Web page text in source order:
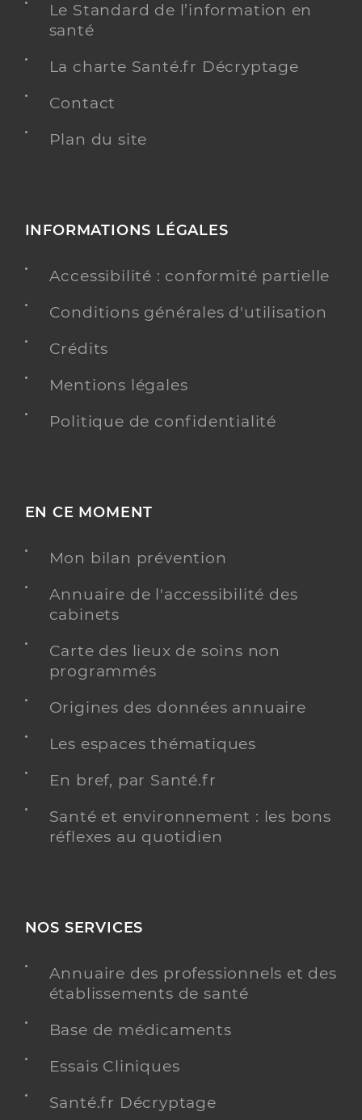
Le Standard de l’information en
santé
La charte Santé.fr Décryptage
Contact
Plan du site
INFORMATIONS LÉGALES
Accessibilité : conformité partielle
Conditions générales d'utilisation
Crédits
Mentions légales
Politique de confidentialité
EN CE MOMENT
Mon bilan prévention
Annuaire de l'accessibilité des
cabinets
Carte des lieux de soins non
programmés
Origines des données annuaire
Les espaces thématiques
En bref, par Santé.fr
Santé et environnement : les bons
réflexes au quotidien
NOS SERVICES
Annuaire des professionnels et des
établissements de santé
Base de médicaments
Essais Cliniques
Santé.fr Décryptage